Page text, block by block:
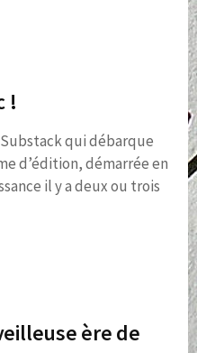
!
qui débarque
d’édition, démarrée en
il y a deux ou trois
ère de